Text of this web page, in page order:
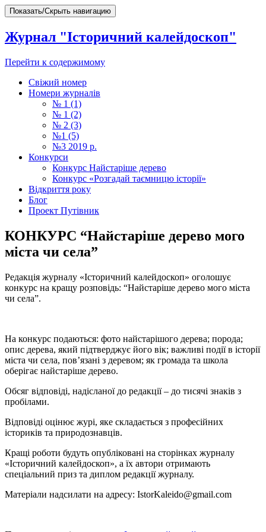
Показать/Скрыть навигацию
Журнал "Історичний калейдоскоп"
Перейти к содержимому
Свіжий номер
Номери журналів
№ 1 (1)
№ 1 (2)
№ 2 (3)
№1 (5)
№3 2019 р.
Конкурси
Конкурс Найстаріше дерево
Конкурс «Розгадай таємницю історії»
Відкриття року
Блог
Проект Путівник
КОНКУРС “Найстаріше дерево мого
міста чи села”
Редакція журналу «Історичний калейдоскоп» оголошує
конкурс на кращу розповідь: “Найстаріше дерево мого міста
чи села”.
На конкурс подаються: фото найстарішого дерева; порода;
опис дерева, який підтверджує його вік; важливі події в історії
міста чи села, пов’язані з деревом; як громада та школа
оберігає найстаріше дерево.
Обсяг відповіді, надісланої до редакції – до тисячі знаків з
пробілами.
Відповіді оцінює журі, яке складається з професійних
істориків та природознавців.
Кращі роботи будуть опубліковані на сторінках журналу
«Історичний калейдоскоп», а їх автори отримають
спеціальний приз та диплом редакції журналу.
Матеріали надсилати на адресу: IstorKaleido@gmail.com